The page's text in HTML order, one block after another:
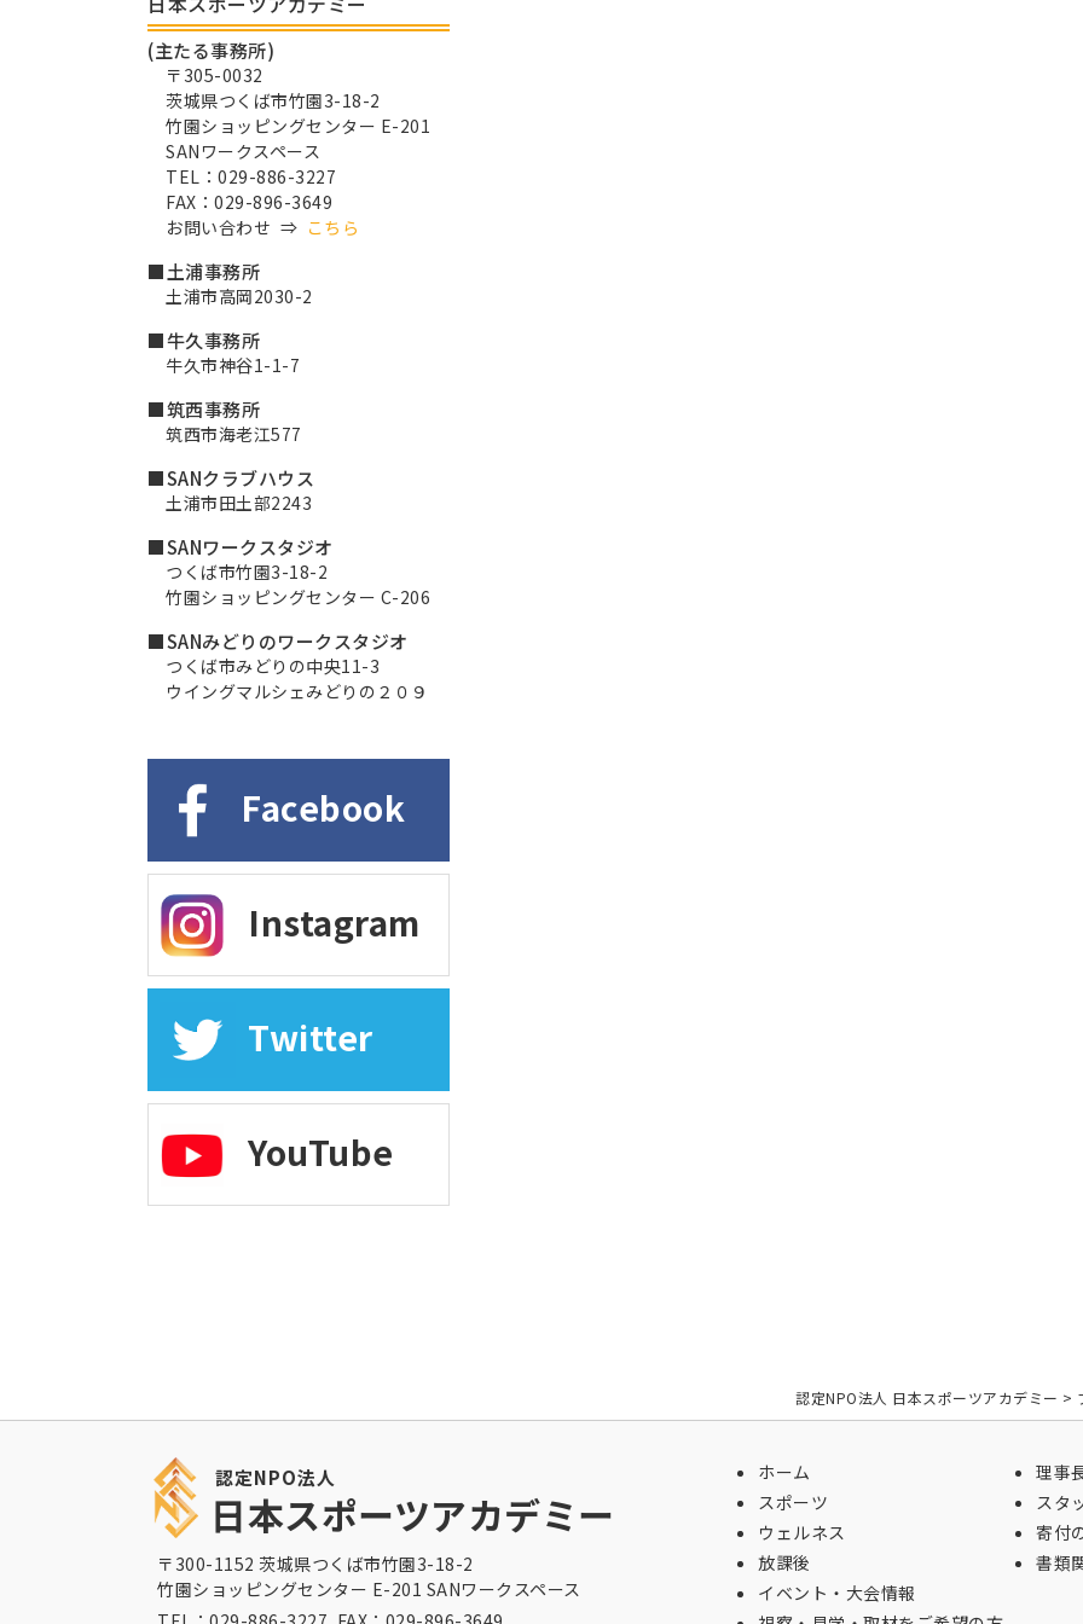
(主たる事務所)
〒305-0032
茨城県つくば市竹園3-18-2
竹園ショッピングセンター E-201
SANワークスペース
TEL：029-886-3227
FAX：029-896-3649
お問い合わせ ⇒ こちら
■土浦事務所
土浦市高岡2030-2
■牛久事務所
牛久市神谷1-1-7
■筑西事務所
筑西市海老江577
■SANクラブハウス
土浦市田土部2243
■SANワークスタジオ
つくば市竹園3-18-2
竹園ショッピングセンター C-206
■SANみどりのワークスタジオ
つくば市みどりの中央11-3
ウイングマルシェみどりの２０９
Facebook
Instagram
Twitter
YouTube
認定NPO法人 日本スポーツアカデミー >
認定NPO法人
日本スポーツアカデミー
〒300-1152 茨城県つくば市竹園3-18-2
竹園ショッピングセンター E-201 SANワークスペース
ホーム
スポーツ
ウェルネス
放課後
イベント・大会情報
理事
スタ
寄付
書類